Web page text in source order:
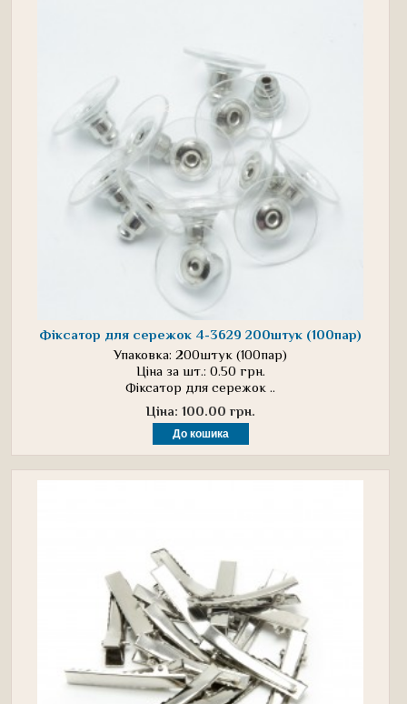
Фіксатор для сережок 4-3629 200штук (100пар)
Упаковка: 200штук (100пар)
Ціна за шт.: 0.50 грн.
Фіксатор для сережок ..
Ціна: 100.00 грн.